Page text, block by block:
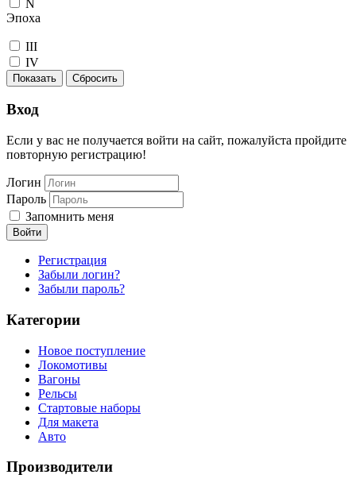
N
Эпоха
III
IV
Показать Сбросить
Вход
Если у вас не получается войти на сайт, пожалуйста пройдите
повторную регистрацию!
Логин
Пароль
Запомнить меня
Войти
Регистрация
Забыли логин?
Забыли пароль?
Категории
Новое поступление
Локомотивы
Вагоны
Рельсы
Стартовые наборы
Для макета
Авто
Производители